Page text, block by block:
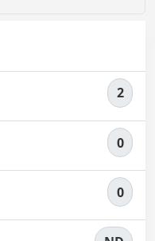
2
0
0